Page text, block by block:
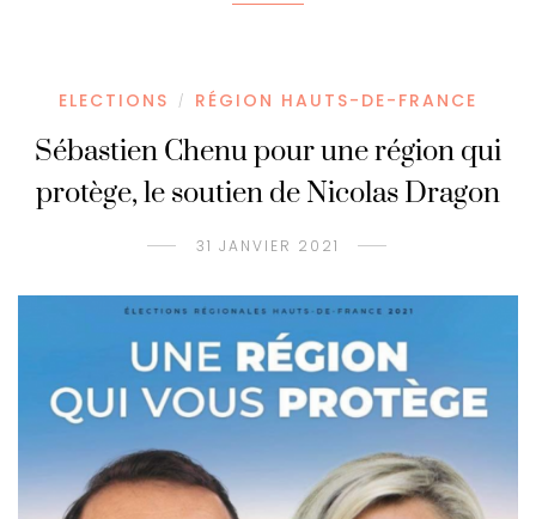
ELECTIONS / RÉGION HAUTS-DE-FRANCE
Sébastien Chenu pour une région qui
protège, le soutien de Nicolas Dragon
31 JANVIER 2021